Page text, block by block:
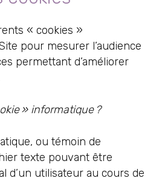
« cookies »
pour mesurer l’audience
permettant d’améliorer
» informatique ?
ou témoin de
texte pouvant être
d’un utilisateur au cours de